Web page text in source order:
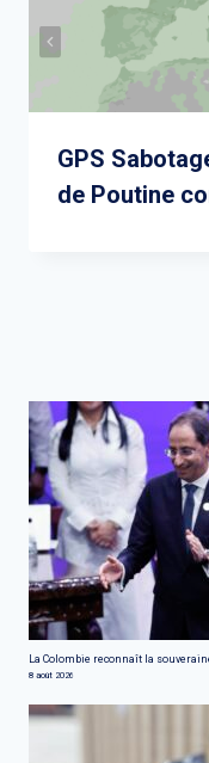
GPS
de Poutine
La Colombie reconnaît la
8 août 2026